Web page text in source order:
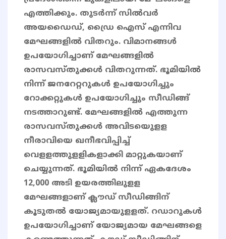
എത്തിക്കും. തുടർന്ന് സിൽവർ
അയഡൈഡ്, ഡ്രൈ ഐസ് എന്നിവ
മേഘങ്ങളിൽ വിതറും. വിമാനങ്ങൾ
ഉപയോഗിച്ചാണ് മേഘങ്ങളിൽ
രാസവസ്തുക്കൾ വിതറുന്നത്. ഭൂമിയിൽ
നിന്ന് ജനറേറ്ററുകൾ ഉപയോഗിച്ചും
റോക്കറ്റുകൾ ഉപയോഗിച്ചും സീഡിങ്ങ്
നടത്താറുണ്ട്. മേഘങ്ങളിൽ എത്തുന്ന
രാസവസ്തുക്കൾ അവിടയെുളള
നീരാവിയെ ഖനീഭവിപ്പിച്ച്
വെളളത്തുളളികളാക്കി മാറ്റുകയാണ്
ചെയ്യുന്നത്. ഭൂമിയിൽ നിന്ന് ഏകദേശം
12,000 അടി ഉയരത്തിലുളള
മേഘങ്ങളാണ് ക്ലൗഡ് സീഡിങ്ങിന്
കൂടുതൽ യോജ്യമായുളളത്. റഡാറുകൾ
ഉപയോഗിച്ചാണ് യോജ്യമായ മേഘങ്ങളെ